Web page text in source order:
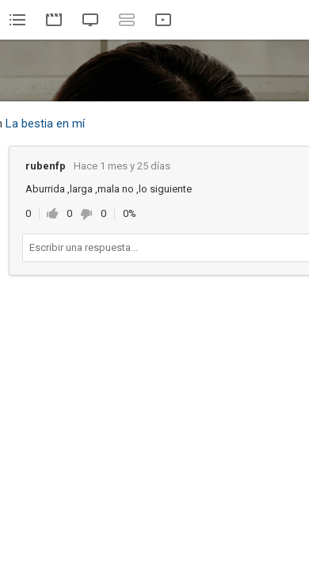
La bestia en mí
rubenfp Hace 1 mes y 25 días
Aburrida ,larga ,mala no ,lo siguiente
0 0 0 0%